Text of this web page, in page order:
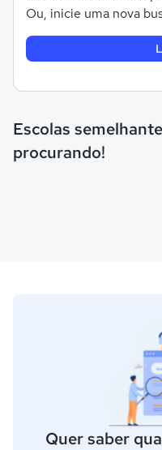
Ou, inicie uma nova
Escolas
procurando!
Quer saber